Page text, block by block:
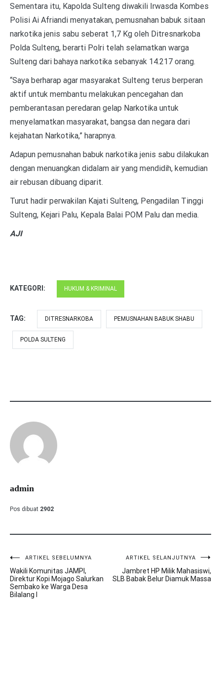
Sementara itu, Kapolda Sulteng diwakili Irwasda Kombes
Polisi Ai Afriandi menyatakan, pemusnahan babuk sitaan
narkotika jenis sabu seberat 1,7 Kg oleh Ditresnarkoba
Polda Sulteng, berarti Polri telah selamatkan warga
Sulteng dari bahaya narkotika sebanyak 14.217 orang.
“Saya berharap agar masyarakat Sulteng terus berperan
aktif untuk membantu melakukan pencegahan dan
pemberantasan peredaran gelap Narkotika untuk
menyelamatkan masyarakat, bangsa dan negara dari
kejahatan Narkotika,” harapnya.
Adapun pemusnahan babuk narkotika jenis sabu dilakukan
dengan menuangkan didalam air yang mendidih, kemudian
air rebusan dibuang diparit.
Turut hadir perwakilan Kajati Sulteng, Pengadilan Tinggi
Sulteng, Kejari Palu, Kepala Balai POM Palu dan media.
AJI
KATEGORI: HUKUM & KRIMINAL
TAG: DITRESNARKOBA PEMUSNAHAN BABUK SHABU
POLDA SULTENG
admin
Pos dibuat 2902
Navigasi
pos
ARTIKEL SEBELUMNYA
Wakili Komunitas JAMPI,
Direktur Kopi Mojago Salurkan
Sembako ke Warga Desa
Bilalang I
ARTIKEL SELANJUTNYA
Jambret HP Milik Mahasiswi,
SLB Babak Belur Diamuk Massa